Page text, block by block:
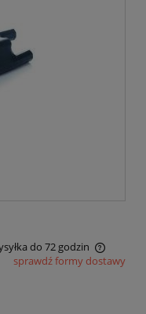
do 72 godzin
płatności
sprawdź formy dostawy